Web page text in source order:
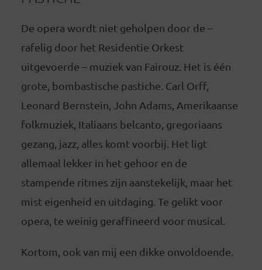
De opera wordt niet geholpen door de –
rafelig door het Residentie Orkest
uitgevoerde – muziek van Fairouz. Het is één
grote, bombastische pastiche. Carl Orff,
Leonard Bernstein, John Adams, Amerikaanse
folkmuziek, Italiaans belcanto, gregoriaans
gezang, jazz, alles komt voorbij. Het ligt
allemaal lekker in het gehoor en de
stampende ritmes zijn aanstekelijk, maar het
mist eigenheid en uitdaging. Te gelikt voor
opera, te weinig geraffineerd voor musical.
Kortom, ook van mij een dikke onvoldoende.